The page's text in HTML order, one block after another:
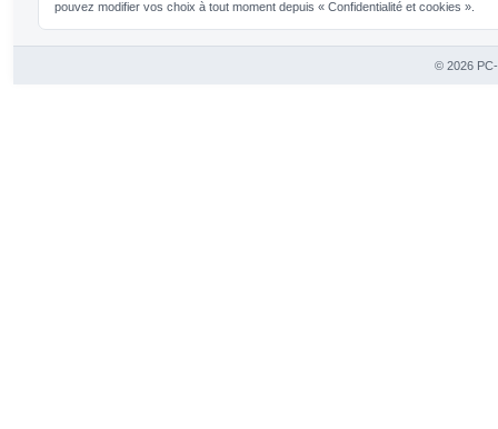
pouvez modifier vos choix à tout moment depuis « Confidentialité et cookies ».
© 2026